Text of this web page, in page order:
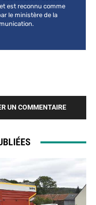
est reconnu comme
le ministère de la
UN COMMENTAIRE